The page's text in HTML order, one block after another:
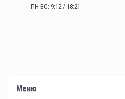
ПН-ВС: 9:12 / 18:21
Меню